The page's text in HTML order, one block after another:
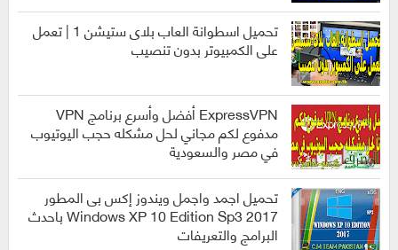
انظمة
التشغيل
العاب
تحميل اسطوانة العاب بلاى ستيشن 1 | تعمل
على الكمبيوتر بدون تنصيب
برامج
ExpressVPN أفضل وأسرع برنامج VPN
مدفوع لكم مجاني لحل مشكله حجب اليوتيوب
في مصر والسعودية
تحميل اجمد واجمل ويندوز إكس بى المطور
2017 Windows XP 10 Edition Sp3 باحدث
البرامج والتعريفات